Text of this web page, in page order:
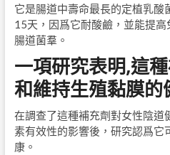
它是腸道中壽命最長的定植乳酸
15天，因爲它耐酸鹼，並能提
腸道菌羣。
一項研究表明,這
和維持生殖黏膜的
在調查了這種補充劑對女性陰道
素有效性的影響後，研究認爲它
康。